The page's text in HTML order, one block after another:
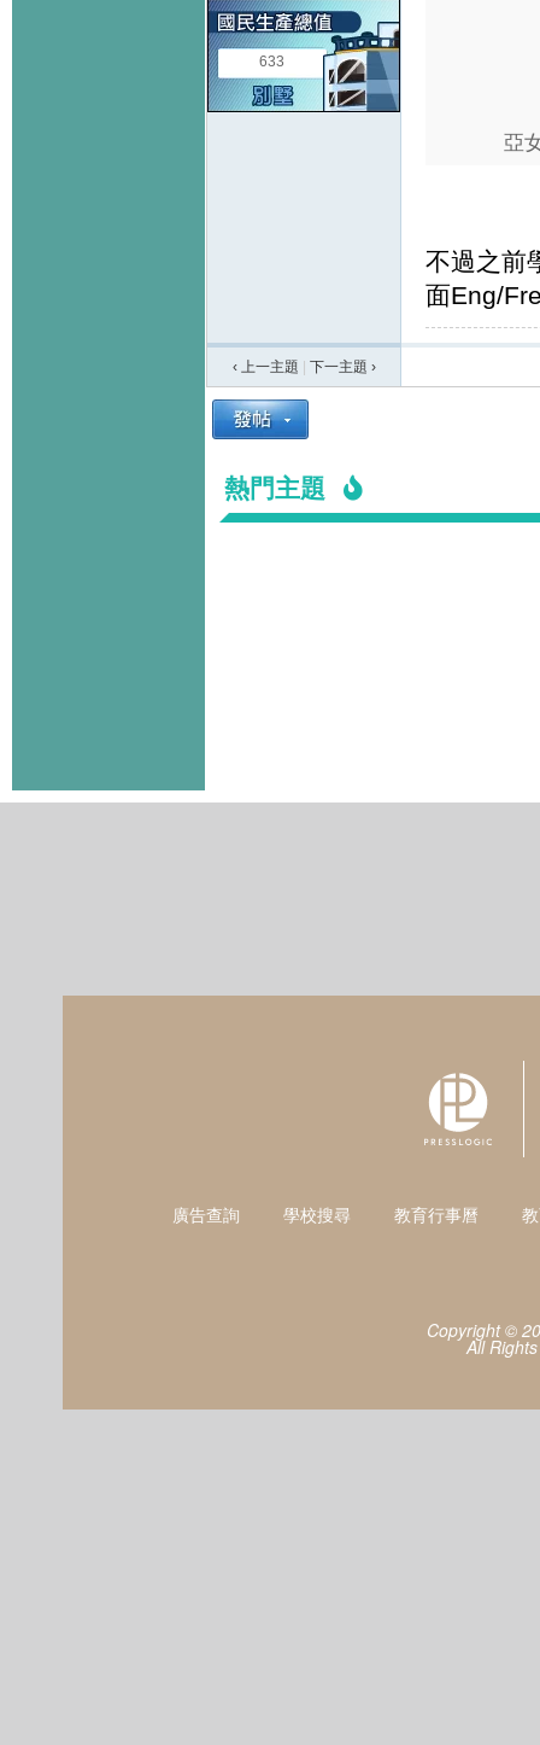
633
亞
不過之前
面Eng/
‹ 上一主題 下一主題 ›
熱門主題
廣告查詢 學校搜尋 教育行事曆
Copyright ©
All